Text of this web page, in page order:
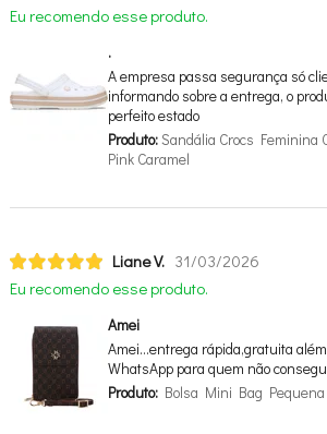
Eu recomendo esse produto.
.
A empresa passa segurança só
informando sobre a entrega, o
perfeito estado
Produto:Sandália Crocs Feminina
Pink Caramel
Liane V. 31/03/2026
Eu recomendo esse produto.
Amei
Amei…entrega rápida,gratuita
WhatsApp para quem não
Produto:Bolsa Mini Bag Pequena